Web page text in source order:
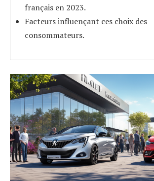
français en 2023.
Facteurs influençant ces choix des
consommateurs.